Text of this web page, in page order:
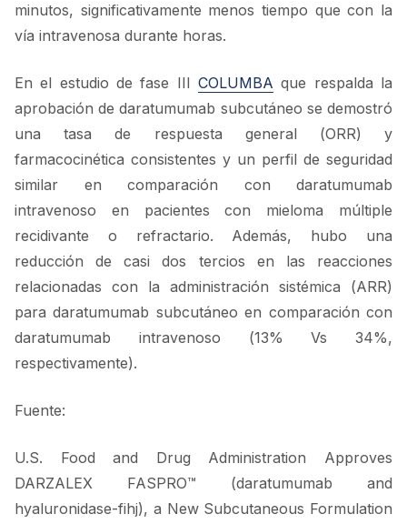
minutos, significativamente menos tiempo que con la
vía intravenosa durante horas.
En el estudio de fase III COLUMBA que respalda la
aprobación de daratumumab subcutáneo se demostró
una tasa de respuesta general (ORR) y
farmacocinética consistentes y un perfil de seguridad
similar en comparación con daratumumab
intravenoso en pacientes con mieloma múltiple
recidivante o refractario. Además, hubo una
reducción de casi dos tercios en las reacciones
relacionadas con la administración sistémica (ARR)
para daratumumab subcutáneo en comparación con
daratumumab intravenoso (13% Vs 34%,
respectivamente).
Fuente:
U.S. Food and Drug Administration Approves
DARZALEX FASPRO™ (daratumumab and
hyaluronidase-fihj), a New Subcutaneous Formulation